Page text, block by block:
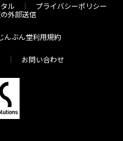
ル
プライバシーポリシー
外部送信
んぶん堂利用規約
お問い合わせ